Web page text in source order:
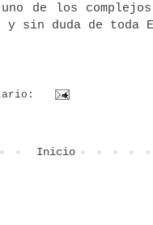
de los
y sin duda de toda
Inicio